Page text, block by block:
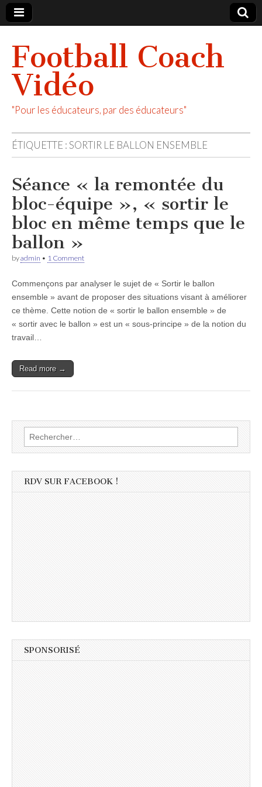
Football Coach
Vidéo
"Pour les éducateurs, par des éducateurs"
ÉTIQUETTE :SORTIR LE BALLON ENSEMBLE
Séance « la remontée du
bloc-équipe », « sortir le
bloc en même temps que le
ballon »
byadmin • 1 Comment
Commençons par analyser le sujet de « Sortir le ballon
ensemble » avant de proposer des situations visant à améliorer
ce thème. Cette notion de « sortir le ballon ensemble » de
« sortir avec le ballon » est un « sous-principe » de la notion du
travail…
Read more →
Rechercher :
RDV SUR FACEBOOK !
SPONSORISÉ